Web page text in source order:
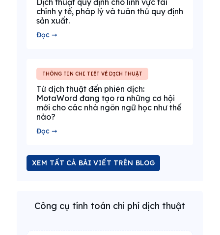
Dịch thuật quy định cho lĩnh vực tài
chính y tế, pháp lý và tuân thủ quy định
sản xuất.
Đọc ➞
THÔNG TIN CHI TIẾT VỀ DỊCH THUẬT
Từ dịch thuật đến phiên dịch:
MotaWord đang tạo ra những cơ hội
mới cho các nhà ngôn ngữ học như thế
nào?
Đọc ➞
XEM TẤT CẢ BÀI VIẾT TRÊN BLOG
Công cụ tính toán chi phí dịch thuật